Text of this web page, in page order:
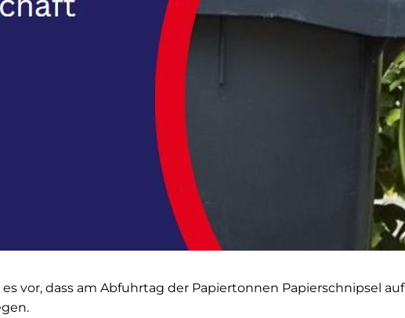
vor, dass am Abfuhrtag der Papiertonnen Papierschnipsel auf